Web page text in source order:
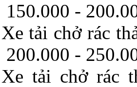
150.000 -
Xe tải chở rác
200.000 -
Xe tải chở